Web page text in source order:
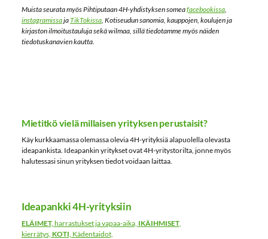
Mietitkö vielä millaisen yrityksen perustaisit?
Käy kurkkaamassa olemassa olevia 4H-yrityksiä alapuolella olevasta
ideapankista. Ideapankin yritykset ovat 4H-yritystorilta, jonne myös
halutessasi sinun yrityksen tiedot voidaan laittaa.
Ideapankki 4H-yrityksiin
ELÄIMET, harrastukset ja vapaa-aika, IKÄIHMISET,
kierrätys, KOTI, Kädentaidot,
Muista seurata myös Pihtiputaan 4H-yhdistyksen someafacebookissa,
instagramissajaTikTokissa, Kotiseudun sanomia, kauppojen, koulujen ja
kirjaston ilmoitustauluja sekä wilmaa, sillä tiedotamme myös näiden
tiedotuskanavien kautta.